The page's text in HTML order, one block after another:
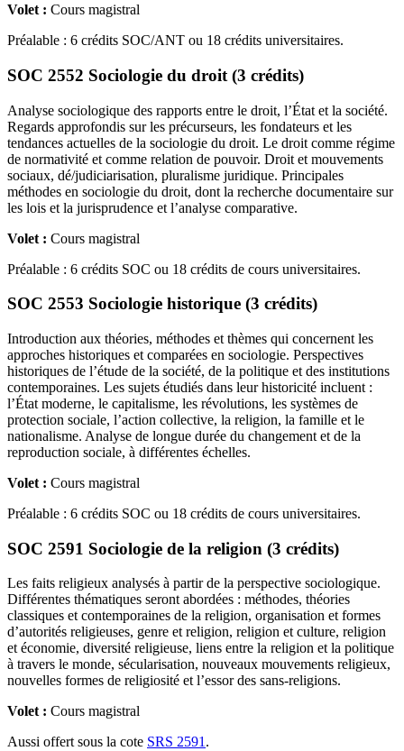
Volet : Cours magistral
Préalable : 6 crédits SOC/ANT ou 18 crédits universitaires.
SOC 2552 Sociologie du droit (3 crédits)
Analyse sociologique des rapports entre le droit, l’État et la société.
Regards approfondis sur les précurseurs, les fondateurs et les
tendances actuelles de la sociologie du droit. Le droit comme régime
de normativité et comme relation de pouvoir. Droit et mouvements
sociaux, dé/judiciarisation, pluralisme juridique. Principales
méthodes en sociologie du droit, dont la recherche documentaire sur
les lois et la jurisprudence et l’analyse comparative.
Volet : Cours magistral
Préalable : 6 crédits SOC ou 18 crédits de cours universitaires.
SOC 2553 Sociologie historique (3 crédits)
Introduction aux théories, méthodes et thèmes qui concernent les
approches historiques et comparées en sociologie. Perspectives
historiques de l’étude de la société, de la politique et des institutions
contemporaines. Les sujets étudiés dans leur historicité incluent :
l’État moderne, le capitalisme, les révolutions, les systèmes de
protection sociale, l’action collective, la religion, la famille et le
nationalisme. Analyse de longue durée du changement et de la
reproduction sociale, à différentes échelles.
Volet : Cours magistral
Préalable : 6 crédits SOC ou 18 crédits de cours universitaires.
SOC 2591 Sociologie de la religion (3 crédits)
Les faits religieux analysés à partir de la perspective sociologique.
Différentes thématiques seront abordées : méthodes, théories
classiques et contemporaines de la religion, organisation et formes
d’autorités religieuses, genre et religion, religion et culture, religion
et économie, diversité religieuse, liens entre la religion et la politique
à travers le monde, sécularisation, nouveaux mouvements religieux,
nouvelles formes de religiosité et l’essor des sans-religions.
Volet : Cours magistral
Aussi offert sous la cote SRS 2591.